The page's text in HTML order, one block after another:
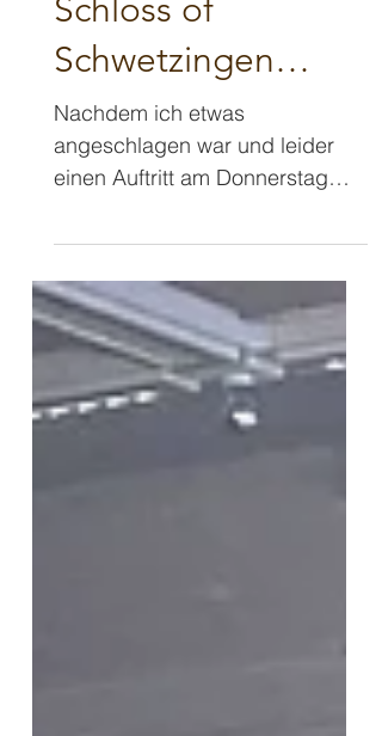
Near by the
Schloss of
Schwetzingen…
Nachdem ich etwas
angeschlagen war und leider
das war eine leider traurige...